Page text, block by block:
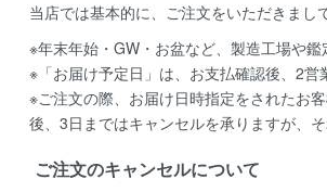
当店では基本的に、ご注文をいただきまし
※年末年始・GW・お盆など、製造工場や
※「お届け予定日」は、お支払確認後、2
※ご注文の際、お届け日時指定をされたお
後、3日まではキャンセルを承りますが、
ご注文のキャンセルについて